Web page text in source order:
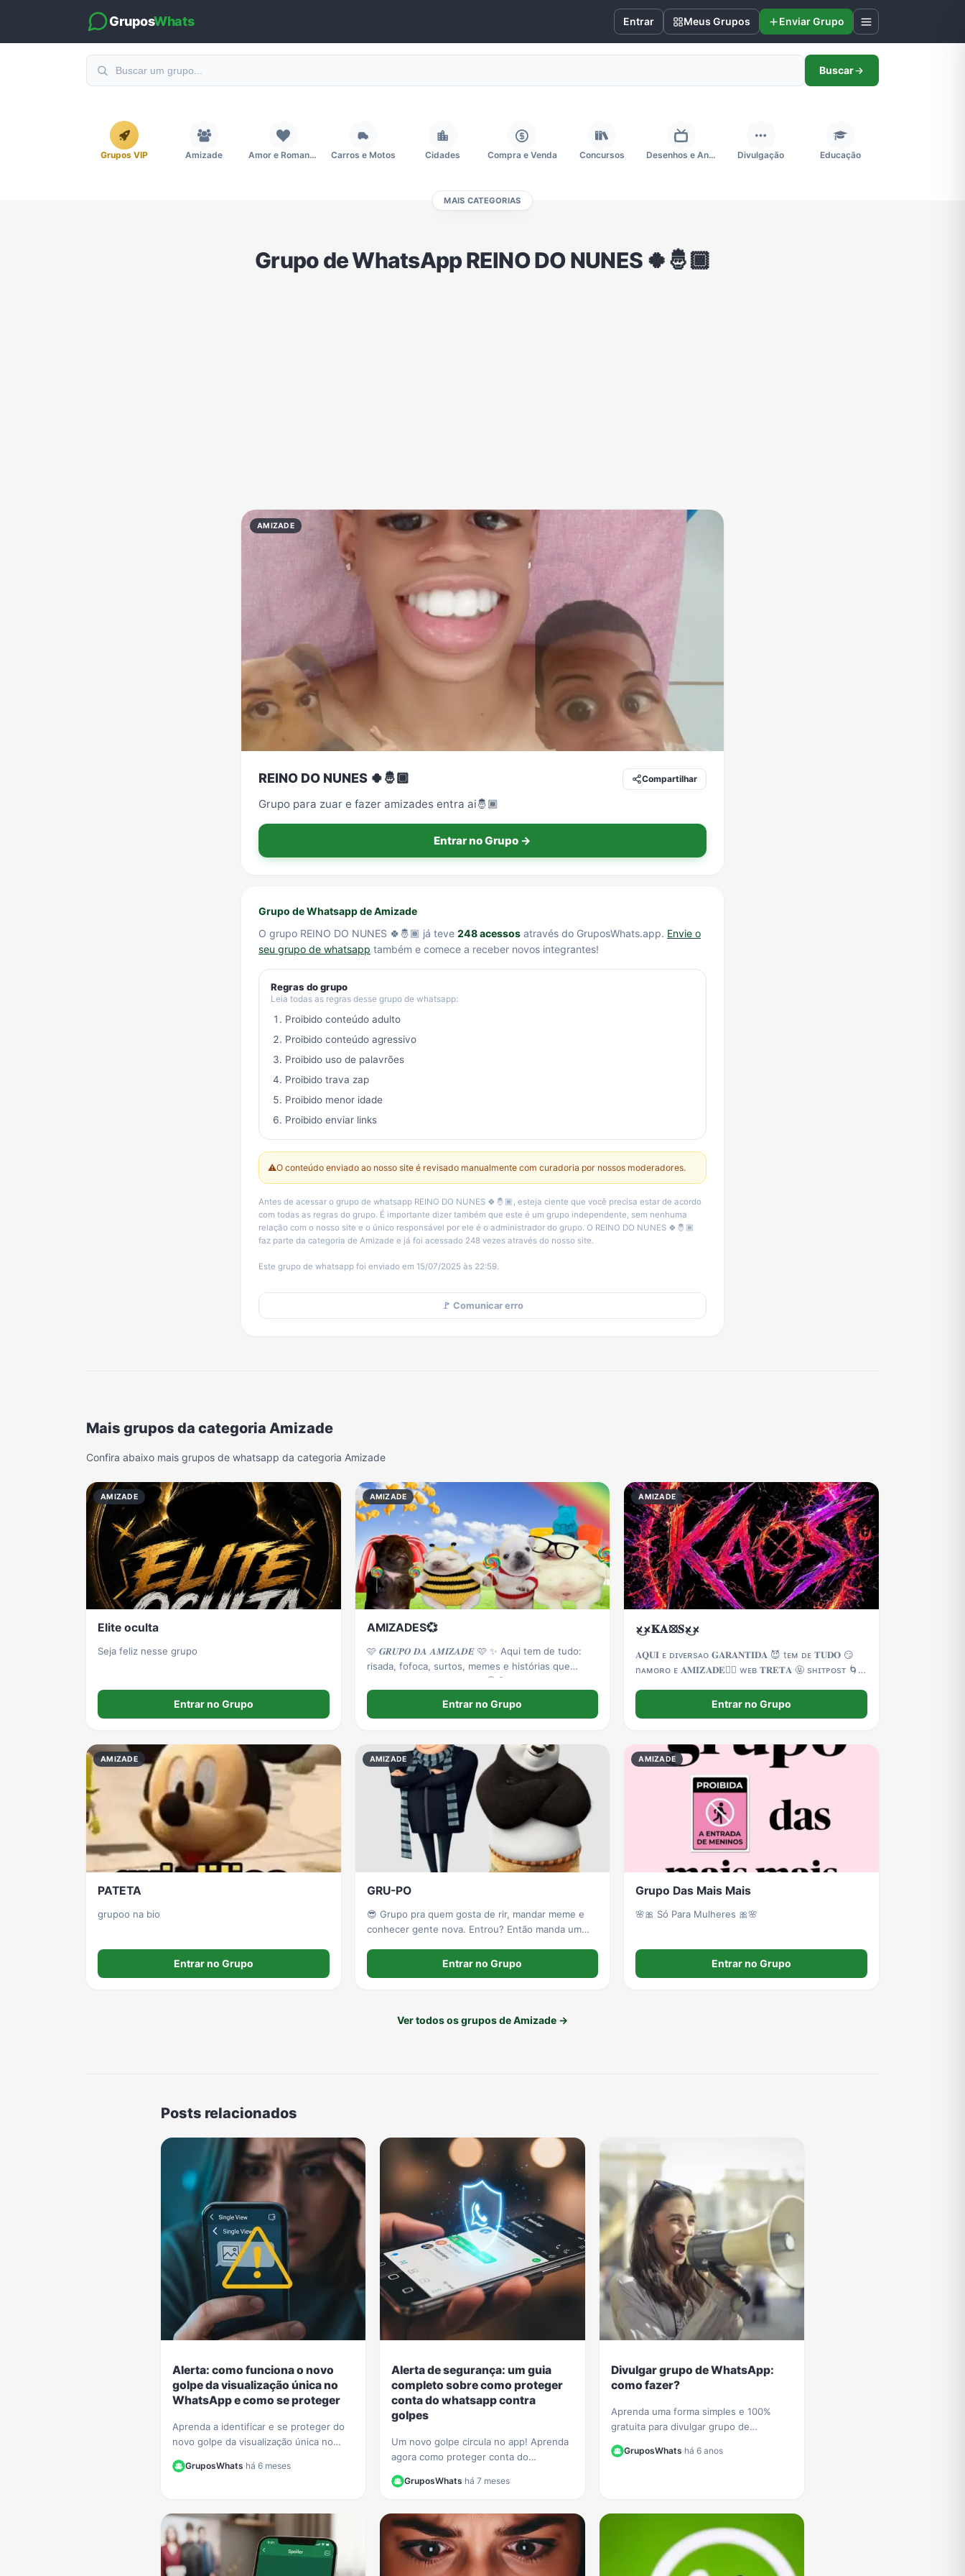
GruposWhats Entrar Meus Grupos Enviar Grupo
Buscar
Grupos VIP Amizade Amor e Romance Carros e Motos Cidades Compra e Venda Concursos Desenhos e Animes Divulgação Educação
Links Moda e Beleza
MAIS CATEGORIAS
Grupo de WhatsApp REINO DO NUNES 🍀🤴🏾
AMIZADE
REINO DO NUNES 🍀🤴🏾 Compartilhar
Grupo para zuar e fazer amizades entra ai🤴🏾
Entrar no Grupo →
Grupo de Whatsapp de Amizade
O grupo REINO DO NUNES 🍀🤴🏾 já teve 248 acessos através do GruposWhats.app. Envie o
seu grupo de whatsapp também e comece a receber novos integrantes!
Regras do grupo
Leia todas as regras desse grupo de whatsapp:
Proibido conteúdo adulto
Proibido conteúdo agressivo
Proibido uso de palavrões
Proibido trava zap
Proibido menor idade
Proibido enviar links
⚠️O conteúdo enviado ao nosso site é revisado manualmente com curadoria por nossos moderadores.
Antes de acessar o grupo de whatsapp REINO DO NUNES 🍀🤴🏾, esteja ciente que você precisa estar de acordo
com todas as regras do grupo. É importante dizer também que este é um grupo independente, sem nenhuma
relação com o nosso site e o único responsável por ele é o administrador do grupo. O REINO DO NUNES 🍀🤴🏾
faz parte da categoria de Amizade e já foi acessado 248 vezes através do nosso site.
Este grupo de whatsapp foi enviado em 15/07/2025 às 22:59.
🚩 Comunicar erro
Mais grupos da categoria Amizade
Confira abaixo mais grupos de whatsapp da categoria Amizade
AMIZADE
Elite oculta
Seja feliz nesse grupo
Entrar no Grupo
AMIZADE
AMIZADES💞
🩷 𝑮𝑹𝑼𝑷𝑶 𝑫𝑨 𝑨𝑴𝑰𝒁𝑨𝑫𝑬 🩷 ✨ Aqui tem de tudo:
risada, fofoca, surtos, memes e histórias que
nunca deveriam sair daqui 🤫😂 💬 Respeito acima
de tudo! 🚫 Sem brigas desnecessárias 👀 Fofoca?
Só se for entre nós KKKKK 🫶 Todo mundo é bem-
Entrar no Grupo
AMIZADE
×̷̷͜×̷𝐊𝐀⦻𝐒×̷̷͜×̷
𝐀𝐐𝐔𝐈 ᴇ‌ ᴅɪᴠᴇʀsᴀ‌ᴏ 𝐆𝐀𝐑𝐀𝐍𝐓𝐈𝐃𝐀 😈 tᴇᴍ ᴅᴇ 𝐓𝐔𝐃𝐎 😏
nᴀᴍᴏʀᴏ ᴇ 𝐀𝐌𝐈𝐙𝐀𝐃𝐄❤️‍🔥 wᴇʙ 𝐓𝐑𝐄𝐓𝐀 🤬 sʜɪᴛᴘᴏsᴛ 🌀
ᴍᴜɪᴛᴀs 𝐁𝐑𝐈𝐍𝐂𝐀𝐃𝐄𝐈𝐑𝐀𝐒Entrar no Grupo
AMIZADE
PATETA
grupoo na bio
Entrar no Grupo
AMIZADE
GRU-PO
😎 Grupo pra quem gosta de rir, mandar meme e
conhecer gente nova. Entrou? Então manda um
Entrar no Grupo
AMIZADE
Grupo Das Mais Mais
🌸🎀 Só Para Mulheres 🎀🌸
Entrar no Grupo
Ver todos os grupos de Amizade →
Posts relacionados
Alerta: como funciona o novo
golpe da visualização única no
WhatsApp e como se proteger
Aprenda a identificar e se proteger do
novo golpe da visualização única no
para extorquir vítimas. Saiba como agir.
GruposWhats·há 6 meses
Alerta de segurança: um guia
completo sobre como proteger
conta do whatsapp contra
golpes
Um novo golpe circula no app! Aprenda
agora como proteger conta do
seus dados e contatos sejam roubados.
GruposWhats·há 7 meses
Divulgar grupo de WhatsApp:
como fazer?
Aprenda uma forma simples e 100%
gratuita para divulgar grupo de
membros e participantes no seu grupo
GruposWhats·há 6 anos